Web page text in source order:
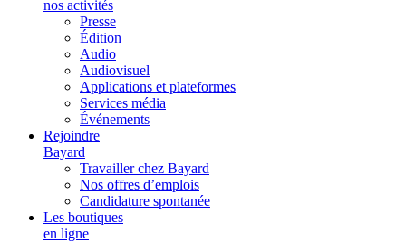
nos activités
Presse
Édition
Audio
Audiovisuel
Applications et plateformes
Services média
Événements
Rejoindre
Bayard
Travailler chez Bayard
Nos offres d’emplois
Candidature spontanée
Les boutiques
en ligne